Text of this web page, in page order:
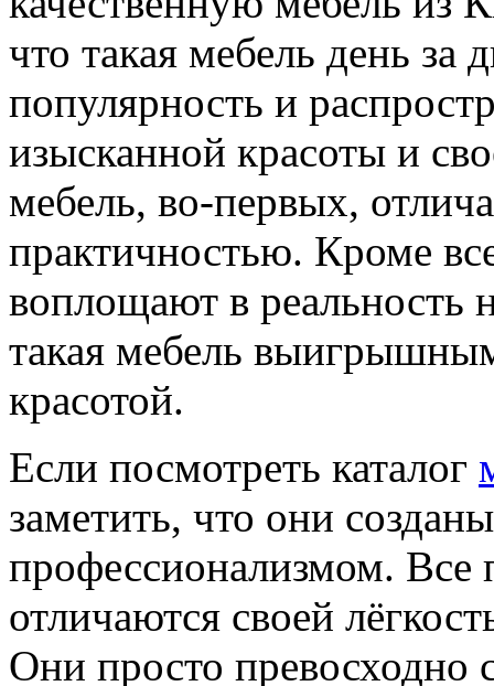
что такая мебель день
популярность и
изысканной красоты и
мебель, во-первых,
практичностью. Кроме
воплощают в реальность
такая мебель
красотой.
Если посмотреть каталог
заметить, что они
профессионализмом. Все
отличаются своей
Они просто превосходно